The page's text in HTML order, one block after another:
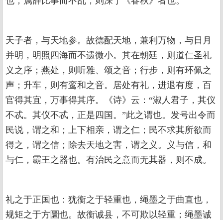
天子者，与天地参。故德配天地，兼利万物，与日月
并明，明照四海而不遗微小。其在朝廷，则道仁圣礼
义之序；燕处，则听雅、颂之音；行步，则有环佩之
声；升车，则有鸾和之音。居处有礼，进退有度，百
官得其宜，万事得其序。《诗》云：“淑人君子，其仪
不忒。其仪不忒，正是四国。”此之谓也。发号出令而
民说，谓之和；上下相亲，谓之仁；民不求其所欲而
得之，谓之信；除去天地之害，谓之义。义与信，和
与仁，霸王之器也。有治民之意而无其器，则不成。
礼之于正国也：犹衡之于轻重也，绳墨之于曲直也，
规矩之于方圜也。故衡诚县，不可欺以轻重；绳墨诚